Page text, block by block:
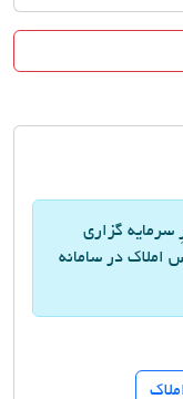
سرمایه گزاری
املاک در سامانه